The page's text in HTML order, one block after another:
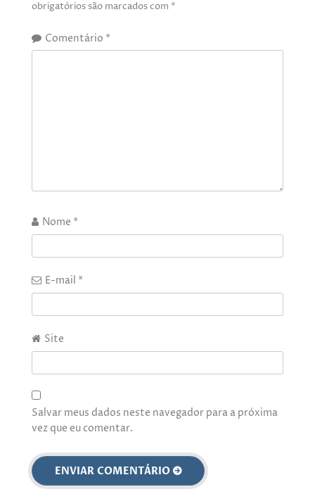
obrigatórios são marcados com *
Comentário *
Nome *
E-mail *
Site
Salvar meus dados neste navegador para a próxima
vez que eu comentar.